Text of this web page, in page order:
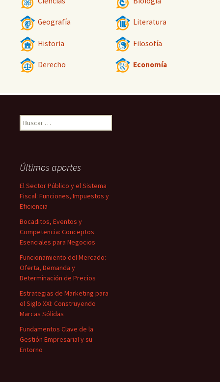
Geografía Literatura
Historia Filosofía
Derecho Economía
Buscar:
Últimos aportes
El Sector Público y el Sistema
Fiscal: Funciones, Impuestos y
Eficiencia
Bocaditos, Eventos y
Competencia: Conceptos
Esenciales para Negocios
Funcionamiento del Mercado:
Oferta, Demanda y
Determinación de Precios
Estrategias de Marketing para
el Siglo XXI: Construyendo
Marcas Sólidas
Fundamentos Clave de la
Gestión Empresarial y su
Entorno